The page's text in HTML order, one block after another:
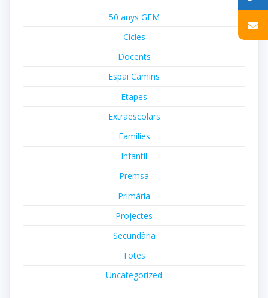
50 anys GEM
Cicles
Docents
Espai Camins
Etapes
Extraescolars
Famílies
Infantil
Premsa
Primària
Projectes
Secundària
Totes
Uncategorized